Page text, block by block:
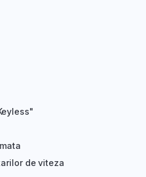
de viteza